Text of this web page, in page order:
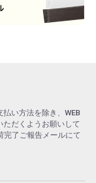
い方法を除き、WEB
ただくようお願いして
完了ご報告メールにて